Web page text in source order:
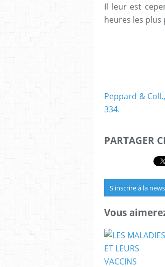
Il leur est
heures les plus
Peppard &
334.
PARTAGER
S'inscrire à la
Vous